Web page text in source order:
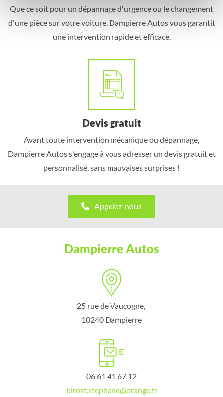
Que ce soit pour un dépannage d'urgence ou le changement
d'une pièce sur votre voiture, Dampierre Autos vous garantit
une intervention rapide et efficace.
Devis gratuit
Avant toute intervention mécanique ou dépannage,
Dampierre Autos s'engage à vous adresser un devis gratuit et
personnalisé, sans mauvaises surprises !
Appelez-nous
Dampierre Autos
25 rue de Vaucogne,
10240 Dampierre
06 61 41 67 12
birost.stephane@orange.fr